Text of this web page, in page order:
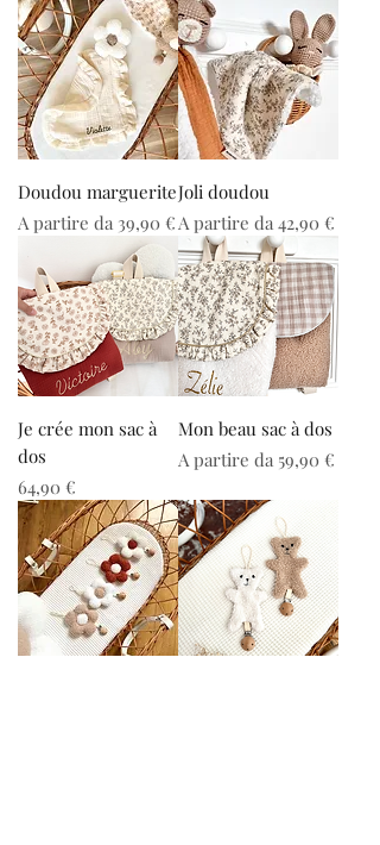
Doudou marguerite
A partire da 39,90 €
Prezzo scontato
Joli doudou
A partire da 42,90 €
Prezzo scontato
Je crée mon sac à
dos
Prezzo
64,90 €
Mon beau sac à dos
A partire da 59,90 €
Prezzo scontato